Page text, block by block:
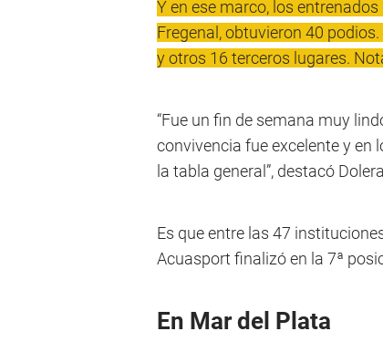
Y en ese marco, los
Fregenal, obtuvieron 40
y otros 16 terceros lugares.
“Fue un fin de semana muy
convivencia fue excelente y en
la tabla general”, destacó
Es que entre las 47
Acuasport finalizó en la 7ª
En Mar del Plata